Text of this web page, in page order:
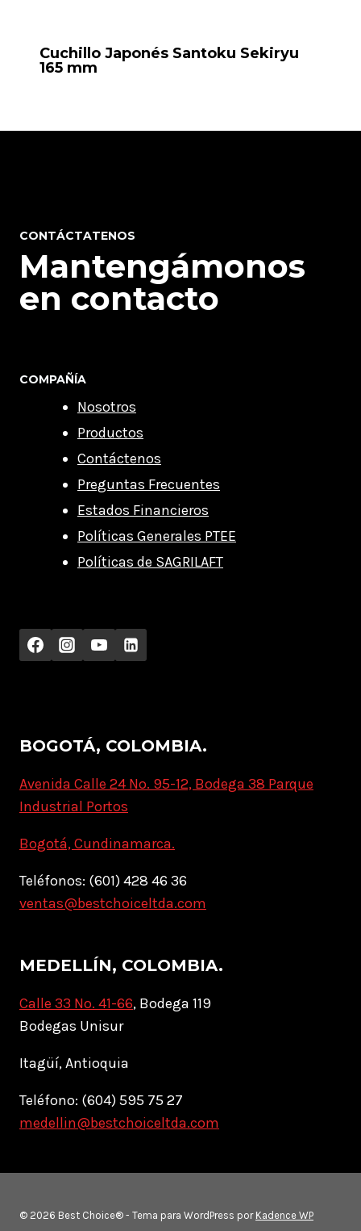
Cuchillo Japonés Santoku Sekiryu
165 mm
CONTÁCTATENOS
Mantengámonos
en contacto
COMPAÑÍA
Nosotros
Productos
Contáctenos
Preguntas Frecuentes
Estados Financieros
Políticas Generales PTEE
Políticas de SAGRILAFT
BOGOTÁ, COLOMBIA.
Avenida Calle 24 No. 95-12, Bodega 38 Parque
Industrial Portos
Bogotá, Cundinamarca.
Teléfonos: (601) 428 46 36
ventas@bestchoiceltda.com
MEDELLÍN, COLOMBIA.
Calle 33 No. 41-66, Bodega 119
Bodegas Unisur
Itagüí, Antioquia
Teléfono: (604) 595 75 27
medellin@bestchoiceltda.com
© 2026 Best Choice® - Tema para WordPress por Kadence WP